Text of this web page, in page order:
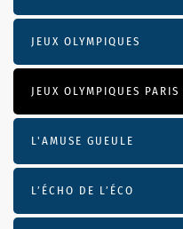
JEUX OLYMPIQUES
JEUX OLYMPIQUES
L'AMUSE GUEULE
L’ÉCHO DE L’ÉCO